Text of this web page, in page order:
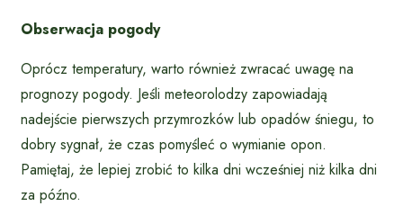
Obserwacja pogody
Oprócz temperatury, warto również zwracać uwagę na
prognozy pogody. Jeśli meteorolodzy zapowiadają
nadejście pierwszych przymrozków lub opadów śniegu, to
dobry sygnał, że czas pomyśleć o wymianie opon.
Pamiętaj, że lepiej zrobić to kilka dni wcześniej niż kilka dni
za późno.